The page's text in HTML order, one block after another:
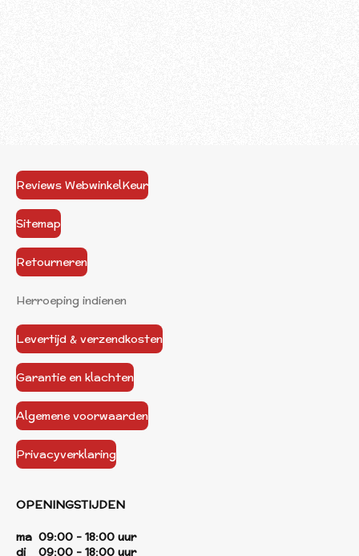
Reviews WebwinkelKeur
Sitemap
Retourneren
Herroeping indienen
Levertijd & verzendkosten
Garantie en klachten
Algemene voorwaarden
Privacyverklaring
OPENINGSTIJDEN
ma 09:00 - 18:00 uur
di 09:00 - 18:00 uur